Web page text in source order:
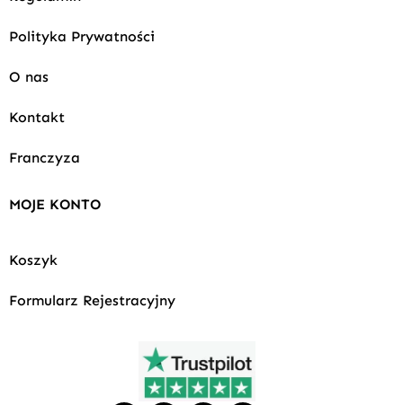
Polityka Prywatności
O nas
Kontakt
Franczyza
MOJE KONTO
Koszyk
Formularz Rejestracyjny